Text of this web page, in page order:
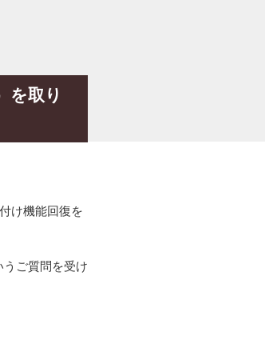
を取り
け機能回復を
ご質問を受け